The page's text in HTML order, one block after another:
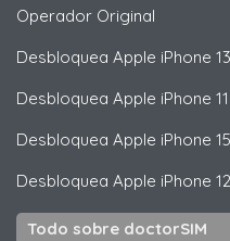
Operador Original
Desbloquea Apple iPhone
Desbloquea Apple iPhone
Desbloquea Apple iPhone
Desbloquea Apple iPhone
Todo sobre doctorSIM